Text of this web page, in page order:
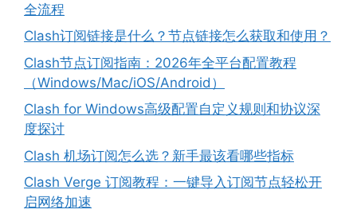
全流程
Clash订阅链接是什么？节点链接怎么获取和使用？
Clash节点订阅指南：2026年全平台配置教程
（Windows/Mac/iOS/Android）
Clash for Windows高级配置自定义规则和协议深
度探讨
Clash 机场订阅怎么选？新手最该看哪些指标
Clash Verge 订阅教程：一键导入订阅节点轻松开
启网络加速